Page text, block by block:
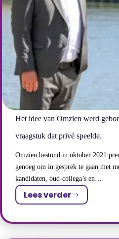
Het idee van Omzien werd
vraagstuk dat privé speelde.
Omzien bestond in oktober 2021
genoeg om in gesprek te gaan met
kandidaten, oud-collega’s en…
Lees verder
Het
van